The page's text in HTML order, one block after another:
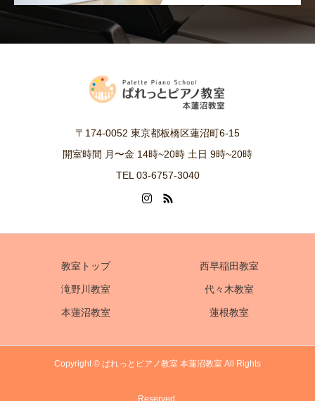
〒174-0052 東京都板橋区蓮沼町6-15
開室時間 月〜金 14時~20時 土日 9時~20時
TEL 03-6757-3040
教室トップ 西早稲田教室
滝野川教室 代々木教室
本蓮沼教室 蓮根教室
Copyright © ぱれっとピアノ教室 本蓮沼教室 All Rights
Reserved.